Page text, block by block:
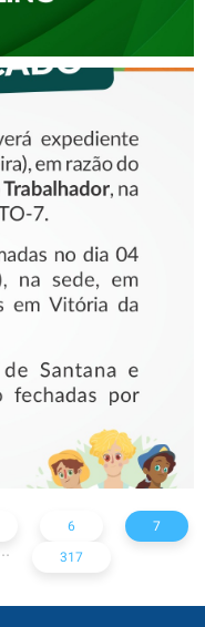
DIA DO
6
7
317